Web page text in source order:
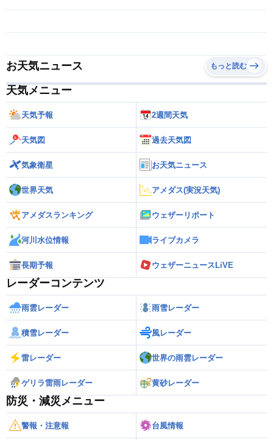
お天気ニュース もっと読む
天気メニュー
天気予報 2週間天気
天気図 過去天気図
気象衛星 お天気ニュース
世界天気 アメダス(実況天気)
アメダスランキング ウェザーリポート
河川水位情報 ライブカメラ
長期予報 ウェザーニュースLiVE
レーダーコンテンツ
雨雲レーダー 雨雪レーダー
積雪レーダー 風レーダー
雷レーダー 世界の雨雲レーダー
ゲリラ雷雨レーダー 黄砂レーダー
防災・減災メニュー
警報・注意報 台風情報